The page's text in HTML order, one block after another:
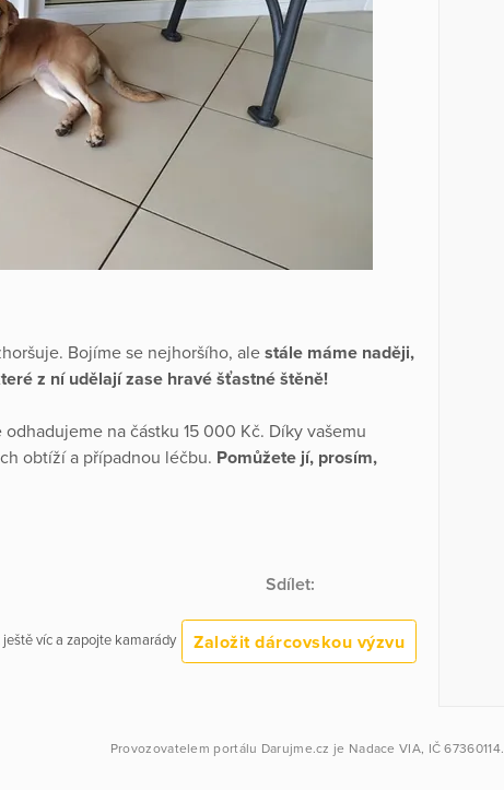
Bojíme se nejhoršího, ale stále máme naději,
z ní udělají zase hravé šťastné štěně!
na částku 15 000 Kč. Díky vašemu
obtíží a případnou léčbu. Pomůžete jí, prosím,
Sdílet:
víc a zapojte kamarády Založit dárcovskou výzvu
Provozovatelem portálu Darujme.cz je Nadace VIA, IČ 67360114.